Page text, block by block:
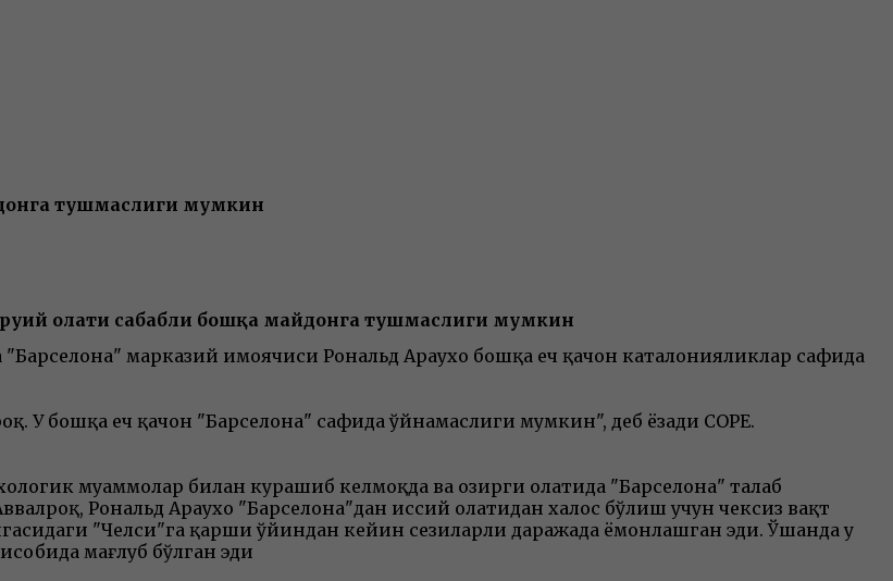
тушмаслиги мумкин
ҳолати сабабли бошқа майдонга тушмаслиги мумкин
марказий ҳимоячиси Рональд Араухо бошқа ҳеч қачон каталонияликлар сафида
бошқа ҳеч қачон "Барселона" сафида ўйнамаслиги мумкин", деб ёзади COPE.
муаммолар билан курашиб келмоқда ва ҳозирги ҳолатида "Барселона" талаб
Рональд Араухо "Барселона"дан ҳиссий ҳолатидан халос бўлиш учун чексиз вақт
"Челси"га қарши ўйиндан кейин сезиларли даражада ёмонлашган эди. Ўшанда у
мағлуб бўлган эди